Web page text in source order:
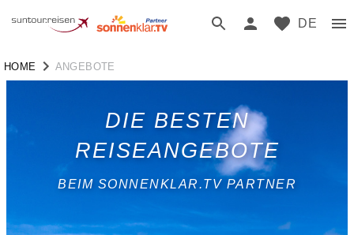
DE
HOME ANGEBOTE
DIE BESTEN
REISEANGEBOTE
BEIM SONNENKLAR.TV PARTNER